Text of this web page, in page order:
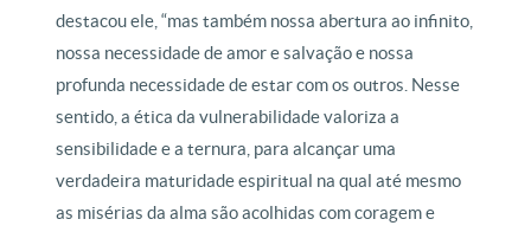
destacou ele, “mas também nossa abertura ao infinito,
nossa necessidade de amor e salvação e nossa
profunda necessidade de estar com os outros. Nesse
sentido, a ética da vulnerabilidade valoriza a
sensibilidade e a ternura, para alcançar uma
verdadeira maturidade espiritual na qual até mesmo
as misérias da alma são acolhidas com coragem e